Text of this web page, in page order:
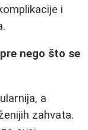
i
nego što se
a
zahvata.